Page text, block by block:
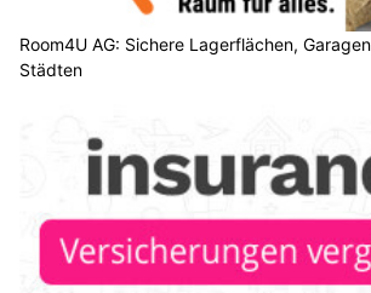
Room4U AG: Sichere Lagerflächen,
Städten